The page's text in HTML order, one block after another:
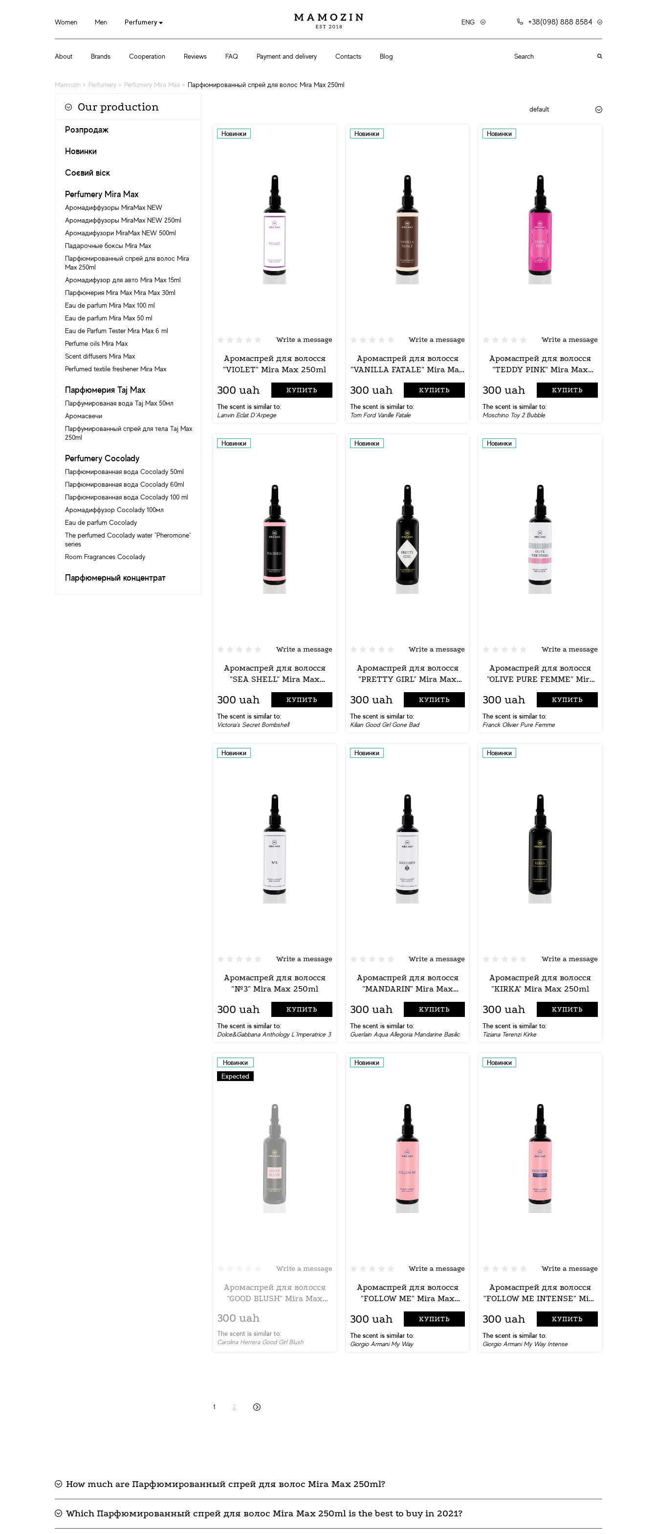
Women Men Perfumery ENG +38(098) 888 8584
About Brands Cooperation Reviews FAQ Payment and delivery Contacts Blog
Mamozin > Perfumery > Perfumery Mira Max > Парфюмированный спрей для волос Mira Max 250ml
Our production
Розпродаж
Новинки
Соєвий віск
Perfumery Mira Max
Аромадиффузоры MiraMax NEW
Аромадиффузоры MiraMax NEW 250ml
Аромадифузори MiraMax NEW 500ml
Падарочные боксы Mira Max
Парфюмированный спрей для волос Mira
Max 250ml
Аромадифузор для авто Mira Max 15ml
Парфюмерия Mira Max Mira Max 30ml
Eau de parfum Mira Max 100 ml
Eau de parfum Mira Max 50 ml
Eau de Parfum Tester Mira Max 6 ml
Perfume oils Mira Max
Scent diffusers Mira Max
Perfumed textile freshener Mira Max
Парфюмерия Taj Max
Парфумированая вода Taj Max 50мл
Аромасвечи
Парфумированный спрей для тела Taj Max
250ml
Perfumery Cocolady
Парфюмированная вода Cocolady 50ml
Парфюмированная вода Cocolady 60ml
Парфюмированная вода Cocolady 100 ml
Аромадиффузор Cocolady 100мл
Eau de parfum Cocolady
The perfumed Cocolady water "Pheromone"
series
Room Fragrances Cocolady
Парфюмерный концентрат
default
Новинки
Write a message
Аромаспрей для волосся
"VIOLET" Mira Max 250ml
300 uah КУПИТЬ
The scent is similar to:
Lanvin Eclat D`Arpege
Новинки
Write a message
Аромаспрей для волосся
"VANILLA FATALE" Mira Max
250ml
300 uah КУПИТЬ
The scent is similar to:
Tom Ford Vanille Fatale
Новинки
Write a message
Аромаспрей для волосся
"TEDDY PINK" Mira Max
250ml
300 uah КУПИТЬ
The scent is similar to:
Moschino Toy 2 Bubble
Новинки
Write a message
Аромаспрей для волосся
"SEA SHELL" Mira Max
250ml
300 uah КУПИТЬ
The scent is similar to:
Victoria's Secret Bombshell
Новинки
Write a message
Аромаспрей для волосся
"PRETTY GIRL" Mira Max
250ml
300 uah КУПИТЬ
The scent is similar to:
Kilian Good Girl Gone Bad
Новинки
Write a message
Аромаспрей для волосся
"OLIVE PURE FEMME" Mira
Max 250ml
300 uah КУПИТЬ
The scent is similar to:
Franck Olivier Pure Femme
Новинки
Write a message
Аромаспрей для волосся
"№3" Mira Max 250ml
300 uah КУПИТЬ
The scent is similar to:
Dolce&Gabbana Anthology L`Imperatrice 3
Новинки
Write a message
Аромаспрей для волосся
"MANDARIN" Mira Max
250ml
300 uah КУПИТЬ
The scent is similar to:
Guerlain Aqua Allegoria Mandarine Basilic
Новинки
Write a message
Аромаспрей для волосся
"KIRKA" Mira Max 250ml
300 uah КУПИТЬ
The scent is similar to:
Tiziana Terenzi Kirke
Новинки
Expected
Write a message
Аромаспрей для волосся
"GOOD BLUSH" Mira Max
300 uah
The scent is similar to:
Carolina Herrera Good Girl Blush
Новинки
Write a message
Аромаспрей для волосся
"FOLLOW ME" Mira Max
250ml
300 uah КУПИТЬ
The scent is similar to:
Giorgio Armani My Way
Новинки
Write a message
Аромаспрей для волосся
"FOLLOW ME INTENSE" Mira
Max 250ml
300 uah КУПИТЬ
The scent is similar to:
Giorgio Armani My Way Intense
1 2
How much are Парфюмированный спрей для волос Mira Max 250ml?
Which Парфюмированный спрей для волос Mira Max 250ml is the best to buy in 2021?